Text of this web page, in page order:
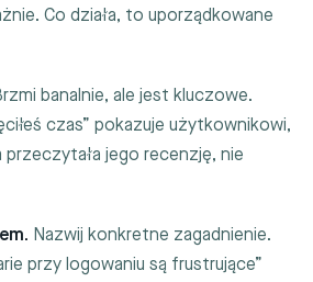
Co działa, to uporządkowane
banalnie, ale jest kluczowe.
czas” pokazuje użytkownikowi,
jego recenzję, nie
Nazwij konkretne zagadnienie.
przy logowaniu są frustrujące”